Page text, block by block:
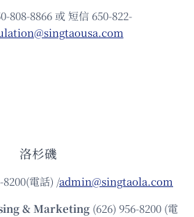
808-8866 或 短信 650-822-
洛杉磯
8200(電話) /admin@singtaola.com
& Marketing (626) 956-8200 (電